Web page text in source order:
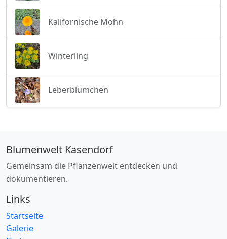
Kalifornische Mohn
Winterling
Leberblümchen
Blumenwelt Kasendorf
Gemeinsam die Pflanzenwelt entdecken und
dokumentieren.
Links
Startseite
Galerie